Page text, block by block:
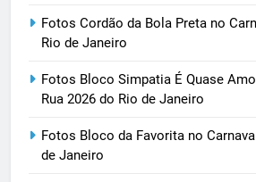
Fotos Cordão da Bola Preta no
Rio de Janeiro
Fotos Bloco Simpatia É Quase
Rua 2026 do Rio de Janeiro
Fotos Bloco da Favorita no
de Janeiro